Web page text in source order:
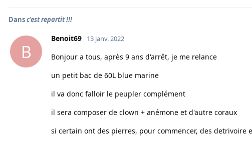
Dansc'est repartit !!!
B
Benoit69 13 janv. 2022
Bonjour a tous, après 9 ans d'arrêt, je me relance
un petit bac de 60L blue marine
il va donc falloir le peupler complément
il sera composer de clown + anémone et d'autre coraux
si certain ont des pierres, pour commencer, des detrivoire